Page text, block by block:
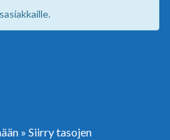
» Siirry tasojen